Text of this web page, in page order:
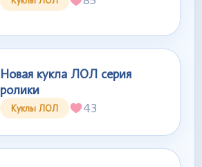
Новая кукла ЛОЛ серия
ролики
Куклы ЛОЛ 43